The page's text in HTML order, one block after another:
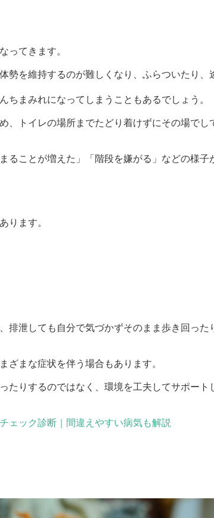
ってきます。
勢を維持するのが難しくなり、ふらついたり、
まみれになってしまうこともあるでしょう。
、トイレの場所までたどり着けずにその場でし
ることが増えた」「階段を嫌がる」などの様子
ります。
排泄しても自分で気づかずそのまま歩き回った
ざまな症状を伴う場合もあります。
たりするのではなく、環境を工夫してサポート
ェック診断｜間違えやすい病気も解説